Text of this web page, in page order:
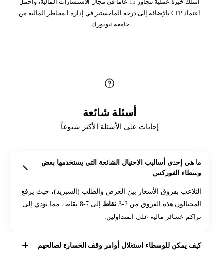
أمتلك خبرة عملية تتجاوز 15 عاماً في مجال الاستشارات المالية، وأحمل
اعتماد CFP بالإضافة إلى درجة الماجستير في إدارة المخاطر المالية من
جامعة نيويورك.
أسئلة شائعة
إجابات على الأسئلة الأكثر شيوعاً
ما هي إحدى أساليب الاحتيال الشائعة التي يستخدمها بعض
وسطاء الفوركس
التلاعب بفروق الأسعار بين العرض والطلب (السبريد)، حيث يرفع
المحتالون هذه الفروق من 2-3
نقاط
إلى 7-8 نقاط، مما يؤدي إلى
تراكم خسائر مالية على المتداولين.
كيف يمكن للوسطاء استغلال أوامر وقف الخسارة لصالحهم